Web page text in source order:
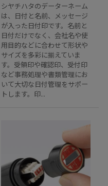
シヤチハタのデーターネーム
は、日付と名前、メッセージ
が入った日付印です。名前と
日付だけでなく、会社名や使
用目的などに合わせて形状や
サイズを多彩に揃えていま
す。受領印や確認印、受付印
など事務処理や書類管理にお
いて大切な日付管理をサポー
トします。印...